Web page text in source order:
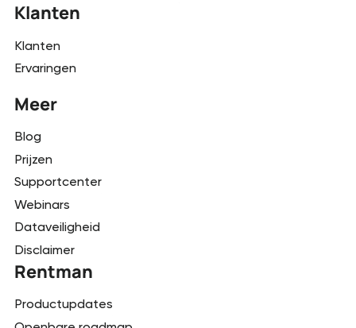
Klanten
Klanten
Ervaringen
Meer
Blog
Prijzen
Supportcenter
Webinars
Dataveiligheid
Disclaimer
Rentman
Productupdates